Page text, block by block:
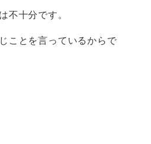
不十分です。
ことを言っているからで